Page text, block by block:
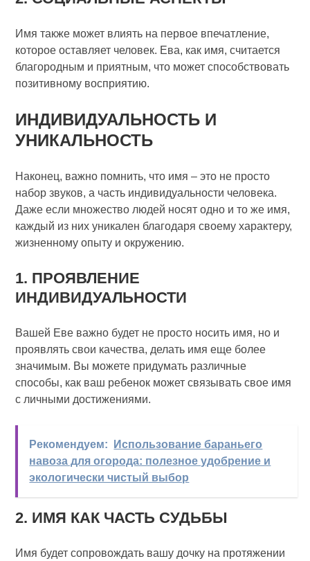
Имя также может влиять на первое впечатление,
которое оставляет человек. Ева, как имя, считается
благородным и приятным, что может способствовать
позитивному восприятию.
ИНДИВИДУАЛЬНОСТЬ И
УНИКАЛЬНОСТЬ
Наконец, важно помнить, что имя – это не просто
набор звуков, а часть индивидуальности человека.
Даже если множество людей носят одно и то же имя,
каждый из них уникален благодаря своему характеру,
жизненному опыту и окружению.
1. ПРОЯВЛЕНИЕ
ИНДИВИДУАЛЬНОСТИ
Вашей Еве важно будет не просто носить имя, но и
проявлять свои качества, делать имя еще более
значимым. Вы можете придумать различные
способы, как ваш ребенок может связывать свое имя
с личными достижениями.
Рекомендуем:
Использование бараньего
навоза для огорода: полезное удобрение и
экологически чистый выбор
2. ИМЯ КАК ЧАСТЬ СУДЬБЫ
Имя будет сопровождать вашу дочку на протяжении